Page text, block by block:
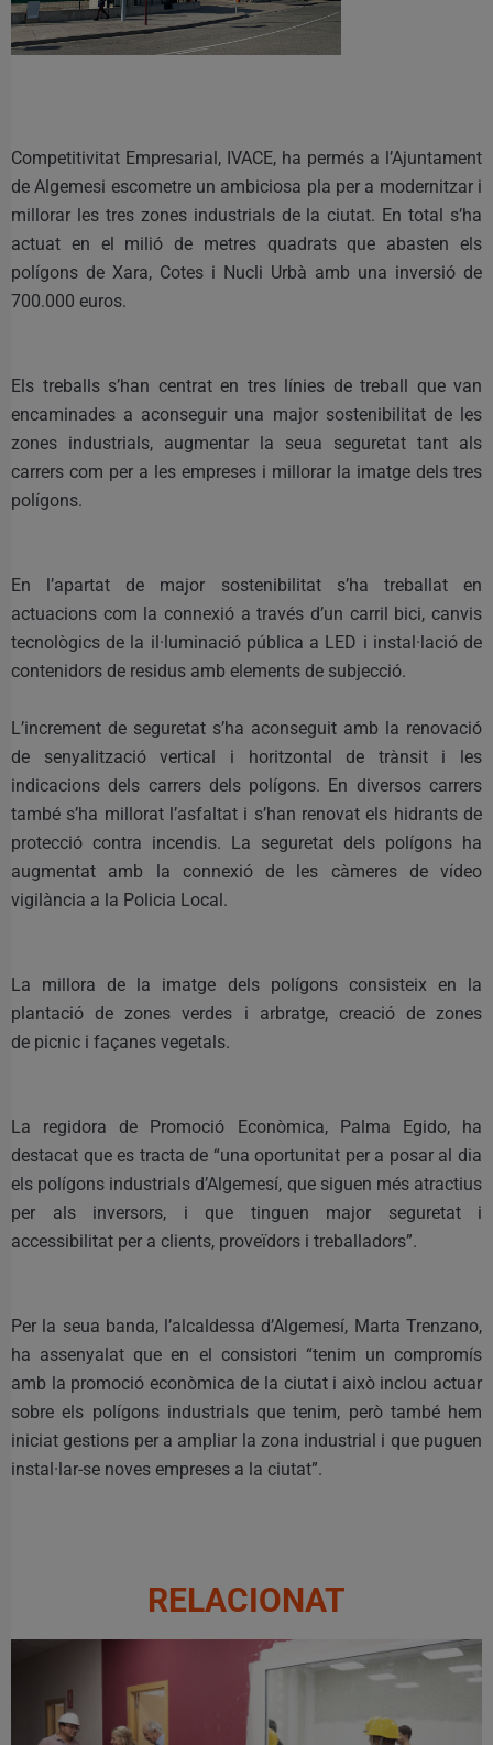
Competitivitat Empresarial, IVACE, ha permés a l’Ajuntament
de Algemesi escometre un ambiciosa pla per a modernitzar i
millorar les tres zones industrials de la ciutat. En total s’ha
actuat en el milió de metres quadrats que abasten els
polígons de Xara, Cotes i Nucli Urbà amb una inversió de
700.000 euros.
Els treballs s’han centrat en tres línies de treball que van
encaminades a aconseguir una major sostenibilitat de les
zones industrials, augmentar la seua seguretat tant als
carrers com per a les empreses i millorar la imatge dels tres
polígons.
En l’apartat de major sostenibilitat s’ha treballat en
actuacions com la connexió a través d’un carril bici, canvis
tecnològics de la il·luminació pública a LED i instal·lació de
contenidors de residus amb elements de subjecció.
L’increment de seguretat s’ha aconseguit amb la renovació
de senyalització vertical i horitzontal de trànsit i les
indicacions dels carrers dels polígons. En diversos carrers
també s’ha millorat l’asfaltat i s’han renovat els hidrants de
protecció contra incendis. La seguretat dels polígons ha
augmentat amb la connexió de les càmeres de vídeo
vigilància a la Policia Local.
La millora de la imatge dels polígons consisteix en la
plantació de zones verdes i arbratge, creació de zones
de picnic i façanes vegetals.
La regidora de Promoció Econòmica, Palma Egido, ha
destacat que es tracta de “una oportunitat per a posar al dia
els polígons industrials d’Algemesí, que siguen més atractius
per als inversors, i que tinguen major seguretat i
accessibilitat per a clients, proveïdors i treballadors”.
Per la seua banda, l’alcaldessa d’Algemesí, Marta Trenzano,
ha assenyalat que en el consistori “tenim un compromís
amb la promoció econòmica de la ciutat i això inclou actuar
sobre els polígons industrials que tenim, però també hem
iniciat gestions per a ampliar la zona industrial i que puguen
instal·lar-se noves empreses a la ciutat”.
RELACIONAT